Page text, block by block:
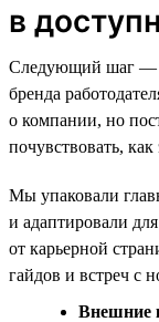
в
Следующий шаг —
бренда
о компании, но
почувствовать,
Мы упаковали
и адаптировали
от карьерной
гайдов и встреч с
Внешние